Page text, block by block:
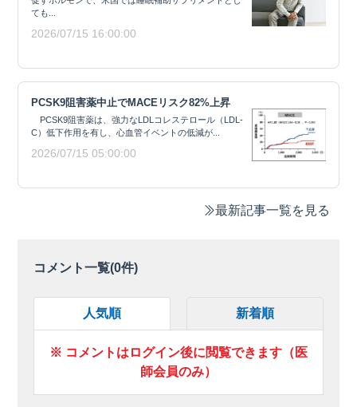
ても...
2026/07/15 16:00:00
PCSK9阻害薬中止でMACEリスク82%上昇
PCSK9阻害薬は、強力なLDLコレステロール（LDL-
C）低下作用を有し、心血管イベントの低減が...
2026/07/15 05:00:00
最新記事一覧を見る
コメント一覧(0件)
人気順 新着順
※ コメントはログイン後に閲覧できます（医
師会員のみ）